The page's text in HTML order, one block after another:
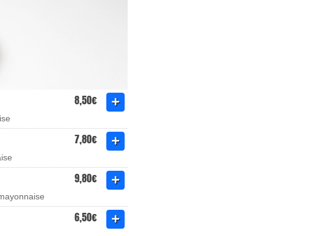
8,50€
7,80€
9,80€
6,50€